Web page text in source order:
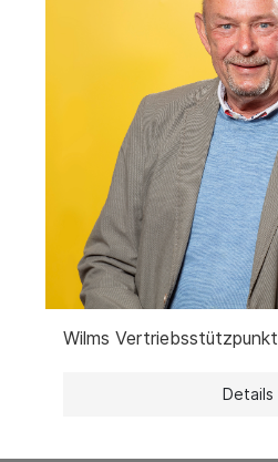
Wilms Vertriebsstützpunkt
Details